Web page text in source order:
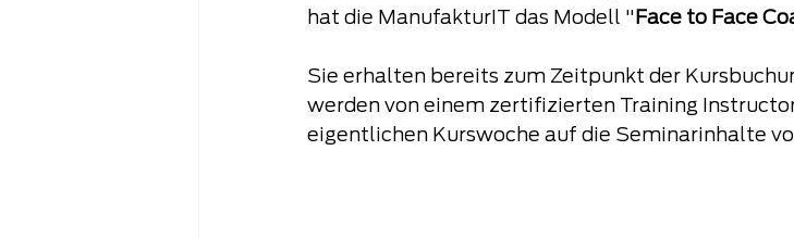
hat die ManufakturIT das Modell " Face to Face
Sie erhalten bereits zum Zeitpunkt der
werden von einem zertifizierten Training
eigentlichen Kurswoche auf die Seminarinhalte